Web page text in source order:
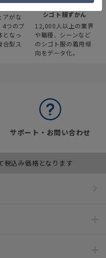
エア
アがな
4つのブ
となっ
合型ス
みんなの
シゴト服ずかん
12,000人以上の業界
や職種、シーンなど
のシゴト服の着用傾
向をデータ化。
サポート・お問い合わせ
税込み価格となります